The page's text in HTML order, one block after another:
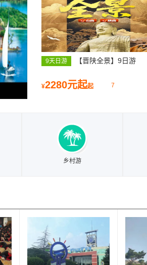
9天日游 【晋陕全景】9日游
¥2280元起起 7
乡村游